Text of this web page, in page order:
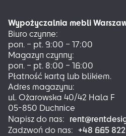
Wypożyczalnia mebli
Biuro czynne:
pon. – pt. 9:00 – 17:00
Magazyn czynny:
pon. – pt. 8:00 – 16:00
Płatność kartą lub blikiem.
Adres magazynu:
ul. Ożarowska 40/42 Hala F
05-850 Duchnice
Napisz do nas:
Zadzwoń do nas: +48 665 822